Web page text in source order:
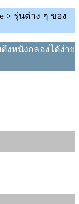
> รุ่นต่าง ๆ ของ
งหนังกลองได้ง่าย